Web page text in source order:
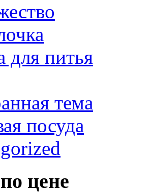
для питья
тема
посуда
цене